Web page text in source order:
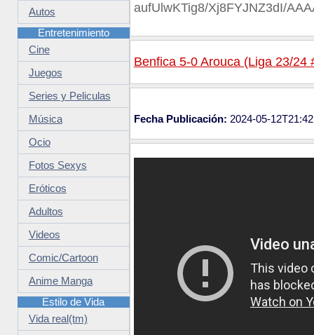
aufUlwKTig8/Xj8FYJNZ3dI/
Benfica 5-0 Arouca (Liga 23/24
Fecha Publicación: 2024-05-
Autos
Entretenimiento
Cine
Juegos
Series y Peliculas
Música
Ocio
Fotos Sexys
Eróticos
Adultos
Videos
Comic/Cartoon
Anime Manga
Estilo de Vida
Vida real(tm)